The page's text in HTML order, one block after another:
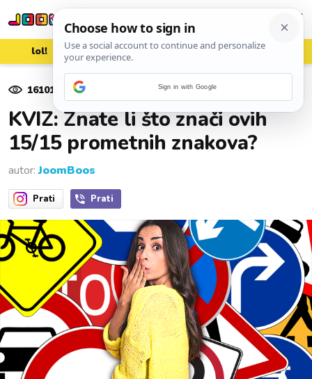
lol! aww vrh! woot?!
16101 pregleda
KVIZ: Znate li što znači ovih
15/15 prometnih znakova?
autor:JoomBoos
Prati Prati
Sign in with Google